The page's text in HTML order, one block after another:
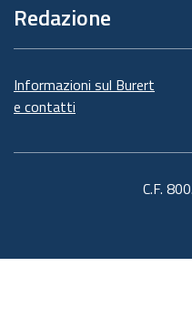
Redazione
Informazioni sul Burert
e contatti
C.F.